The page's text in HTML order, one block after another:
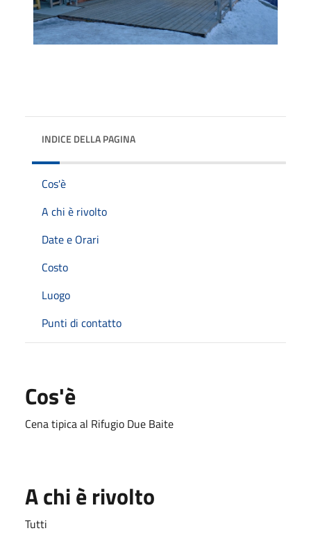
INDICE DELLA PAGINA
Cos'è
A chi è rivolto
Date e Orari
Costo
Luogo
Punti di contatto
Cos'è
Cena tipica al Rifugio Due Baite
A chi è rivolto
Tutti